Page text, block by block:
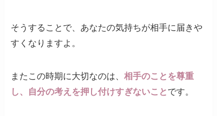
そうすることで、あなたの気持ちが相手に届きや
すくなりますよ。
またこの時期に大切なのは、相手のことを尊重
し、自分の考えを押し付けすぎないこと です。